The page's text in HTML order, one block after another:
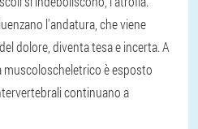
l'andatura, che viene
dolore, diventa tesa e incerta. A
è esposto
continuano a